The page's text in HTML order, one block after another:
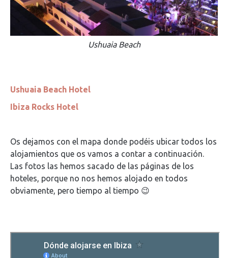
Ushuaia Beach
Ushuaia Beach Hotel
Ibiza Rocks Hotel
Os dejamos con el mapa donde podéis ubicar todos los
alojamientos que os vamos a contar a continuación.
Las fotos las hemos sacado de las páginas de los
hoteles, porque no nos hemos alojado en todos
obviamente, pero tiempo al tiempo 😉